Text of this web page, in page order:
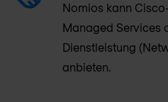
Nomios kann
Managed Services
Dienstleistung
anbieten.